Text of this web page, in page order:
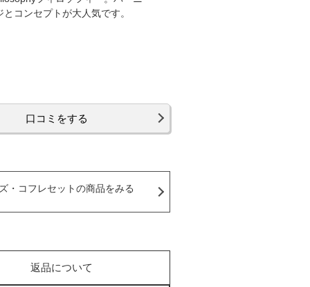
コンセプトが大人気です。
口コミをする
・コフレセットの商品をみる
返品について